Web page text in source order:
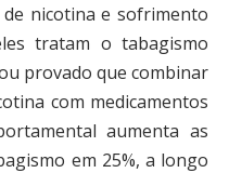
nicotina e sofrimento
tratam o tabagismo
provado que combinar
com medicamentos
aumenta as
em 25%, a longo